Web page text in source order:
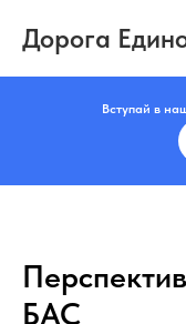
Дорога
Вступай в
БАС